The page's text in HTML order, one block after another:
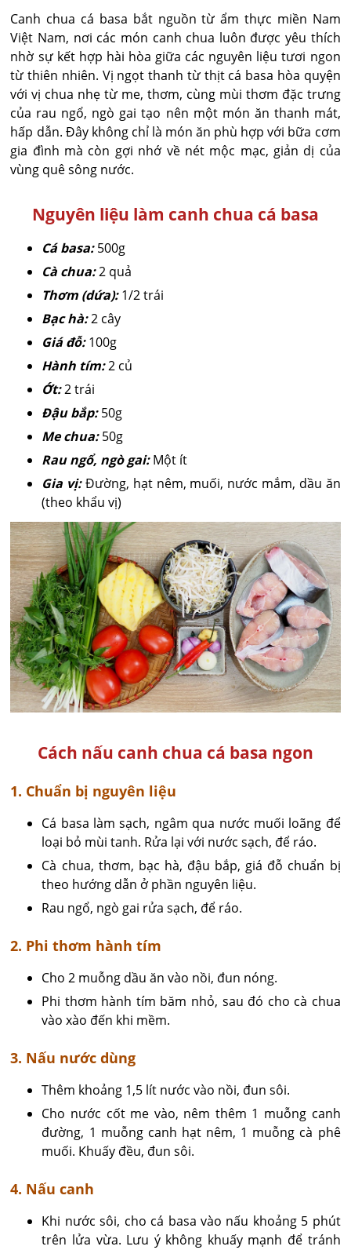
Canh chua cá basa bắt nguồn từ ẩm thực miền Nam
Việt Nam, nơi các món canh chua luôn được yêu thích
nhờ sự kết hợp hài hòa giữa các nguyên liệu tươi ngon
từ thiên nhiên. Vị ngọt thanh từ thịt cá basa hòa quyện
với vị chua nhẹ từ me, thơm, cùng mùi thơm đặc trưng
của rau ngổ, ngò gai tạo nên một món ăn thanh mát,
hấp dẫn. Đây không chỉ là món ăn phù hợp với bữa cơm
gia đình mà còn gợi nhớ về nét mộc mạc, giản dị của
vùng quê sông nước.
Nguyên liệu làm canh chua cá basa
Cá basa:500g
Cà chua:2 quả
Thơm (dứa):1/2 trái
Bạc hà:2 cây
Giá đỗ:100g
Hành tím:2 củ
Ớt:2 trái
Đậu bắp:50g
Me chua:50g
Rau ngổ, ngò gai:Một ít
Gia vị:Đường, hạt nêm, muối, nước mắm, dầu ăn
(theo khẩu vị)
Cách nấu canh chua cá basa ngon
1. Chuẩn bị nguyên liệu
Cá basa làm sạch, ngâm qua nước muối loãng để
loại bỏ mùi tanh. Rửa lại với nước sạch, để ráo.
Cà chua, thơm, bạc hà, đậu bắp, giá đỗ chuẩn bị
theo hướng dẫn ở phần nguyên liệu.
Rau ngổ, ngò gai rửa sạch, để ráo.
2. Phi thơm hành tím
Cho 2 muỗng dầu ăn vào nồi, đun nóng.
Phi thơm hành tím băm nhỏ, sau đó cho cà chua
vào xào đến khi mềm.
3. Nấu nước dùng
Thêm khoảng 1,5 lít nước vào nồi, đun sôi.
Cho nước cốt me vào, nêm thêm 1 muỗng canh
đường, 1 muỗng canh hạt nêm, 1 muỗng cà phê
muối. Khuấy đều, đun sôi.
4. Nấu canh
Khi nước sôi, cho cá basa vào nấu khoảng 5 phút
trên lửa vừa. Lưu ý không khuấy mạnh để tránh